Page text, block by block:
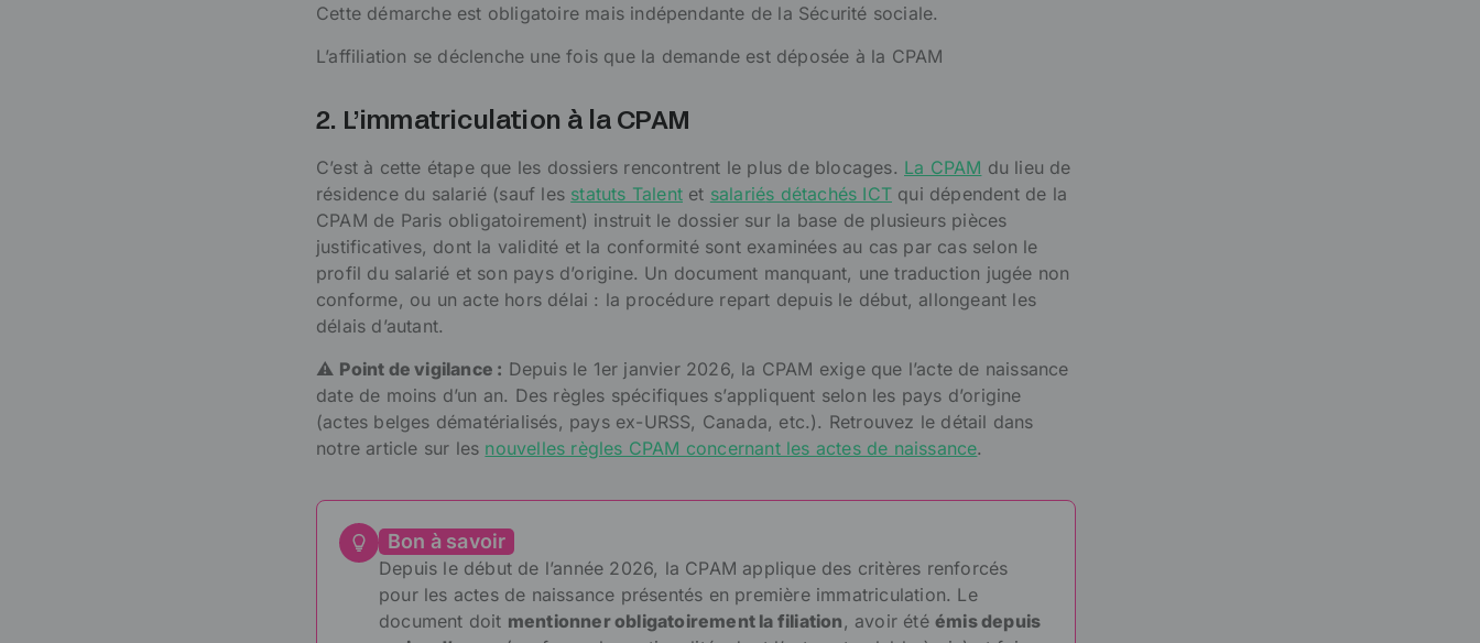
Cette démarche est obligatoire mais indépendante de la Sécurité sociale.
L’affiliation se déclenche une fois que la demande est déposée à la CPAM
2. L’immatriculation à la CPAM
C’est à cette étape que les dossiers rencontrent le plus de blocages. La CPAM du lieu de
résidence du salarié (sauf les statuts Talent et salariés détachés ICT qui dépendent de la
CPAM de Paris obligatoirement) instruit le dossier sur la base de plusieurs pièces
justificatives, dont la validité et la conformité sont examinées au cas par cas selon le
profil du salarié et son pays d’origine. Un document manquant, une traduction jugée non
conforme, ou un acte hors délai : la procédure repart depuis le début, allongeant les
délais d’autant.
⚠️ Point de vigilance : Depuis le 1er janvier 2026, la CPAM exige que l’acte de naissance
date de moins d’un an. Des règles spécifiques s’appliquent selon les pays d’origine
(actes belges dématérialisés, pays ex-URSS, Canada, etc.). Retrouvez le détail dans
notre article sur les nouvelles règles CPAM concernant les actes de naissance.
Bon à savoir
Depuis le début de l’année 2026, la CPAM applique des critères renforcés
pour les actes de naissance présentés en première immatriculation. Le
document doit mentionner obligatoirement la filiation, avoir étéémis depuis